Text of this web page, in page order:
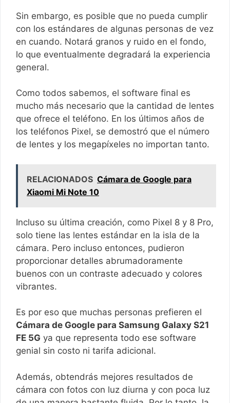
Sin embargo, es posible que no pueda cumplir
con los estándares de algunas personas de vez
en cuando. Notará granos y ruido en el fondo,
lo que eventualmente degradará la experiencia
general.
Como todos sabemos, el software final es
mucho más necesario que la cantidad de lentes
que ofrece el teléfono. En los últimos años de
los teléfonos Pixel, se demostró que el número
de lentes y los megapíxeles no importan tanto.
RELACIONADOS Cámara de Google para
Xiaomi Mi Note 10
Incluso su última creación, como Pixel 8 y 8 Pro,
solo tiene las lentes estándar en la isla de la
cámara. Pero incluso entonces, pudieron
proporcionar detalles abrumadoramente
buenos con un contraste adecuado y colores
vibrantes.
Es por eso que muchas personas prefieren el
Cámara de Google para Samsung Galaxy S21
FE 5G ya que representa todo ese software
genial sin costo ni tarifa adicional.
Además, obtendrás mejores resultados de
cámara con fotos con luz diurna y con poca luz